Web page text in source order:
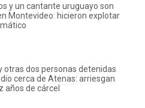
y un cantante uruguayo son
Montevideo: hicieron explotar
otras dos personas detenidas
cerca de Atenas: arriesgan
años de cárcel